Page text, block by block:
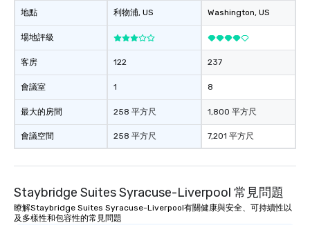
地點
場地評級
客房
會議室
最大的房間
會議空間
利物浦, US
122
1
258 平方尺
258 平方尺
Washington, US
237
8
1,800 平方尺
7,201 平方尺
Staybridge Suites Syracuse-Liverpool 常見問題
瞭解Staybridge Suites Syracuse-Liverpool有關健康與安全、可持續性以
及多樣性和包容性的常見問題